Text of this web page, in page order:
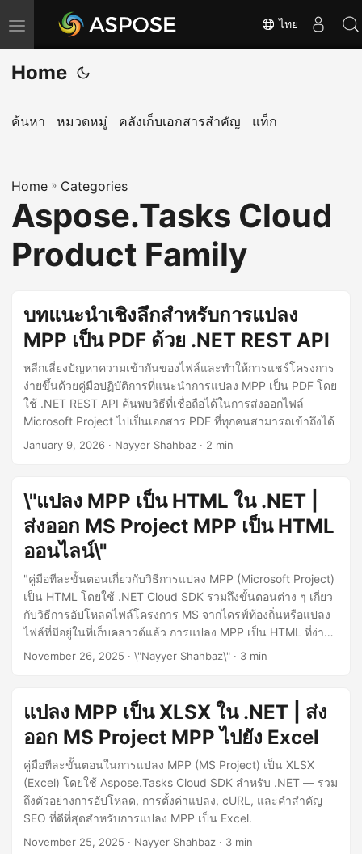
T
o
g
l
a
v
i
g
n
ไทย
Home
ค้นหา หมวดหมู่ คลังเก็บเอกสารสำคัญ แท็ก
Home » Categories
Aspose.Tasks Cloud
Product Family
บทแนะนำเชิงลึกสำหรับการแปลง
MPP เป็น PDF ด้วย .NET REST API
หลีกเลี่ยงปัญหาความเข้ากันของไฟล์และทำให้การแชร์โครงการ
ง่ายขึ้นด้วยคู่มือปฏิบัติการที่แนะนำการแปลง MPP เป็น PDF โดย
ใช้ .NET REST API ค้นพบวิธีที่เชื่อถือได้ในการส่งออกไฟล์
Microsoft Project ไปเป็นเอกสาร PDF ที่ทุกคนสามารถเข้าถึงได้
January 9, 2026 · Nayyer Shahbaz · 2 min
\"แปลง MPP เป็น HTML ใน .NET |
ส่งออก MS Project MPP เป็น HTML
ออนไลน์\"
"คู่มือทีละขั้นตอนเกี่ยวกับวิธีการแปลง MPP (Microsoft Project)
เป็น HTML โดยใช้ .NET Cloud SDK รวมถึงขั้นตอนต่าง ๆ เกี่ยว
กับวิธีการอัปโหลดไฟล์โครงการ MS จากไดรฟ์ท้องถิ่นหรือแปลง
ไฟล์ที่มีอยู่ในที่เก็บคลาวด์แล้ว การแปลง MPP เป็น HTML ที่ง่าย
และเรียบง่ายด้วยบรรทัดโค้ดน้อยลง"
November 26, 2025 · \"Nayyer Shahbaz\" · 3 min
แปลง MPP เป็น XLSX ใน .NET | ส่ง
ออก MS Project MPP ไปยัง Excel
คู่มือทีละขั้นตอนในการแปลง MPP (MS Project) เป็น XLSX
(Excel) โดยใช้ Aspose.Tasks Cloud SDK สำหรับ .NET — รวม
ถึงตัวอย่างการอัปโหลด, การตั้งค่าแปลง, cURL, และคำสำคัญ
SEO ที่ดีที่สุดสำหรับการแปลง MPP เป็น Excel.
November 25, 2025 · Nayyer Shahbaz · 3 min